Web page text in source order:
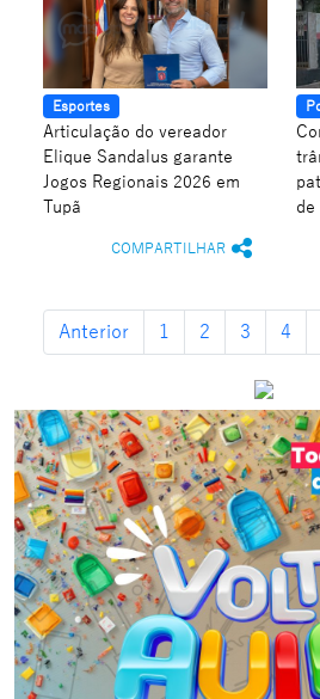
Esportes
Articulação do vereador
Elique Sandalus garante
Jogos Regionais 2026 em
Tupã
COMPARTILHAR
de
Anterior 1 2 3 4